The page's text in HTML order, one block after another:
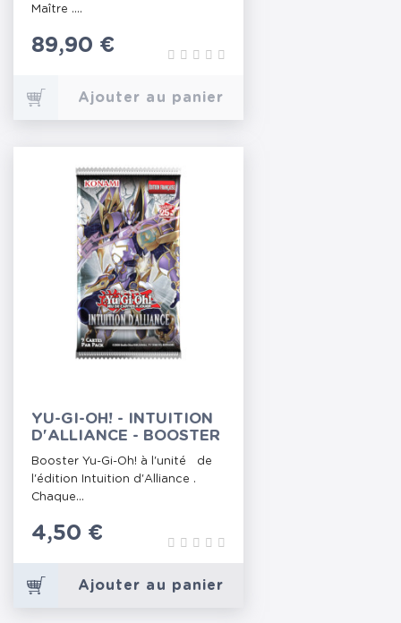
Maître ....
Prix
89,90 €
Ajouter au panier
YU-GI-OH! - INTUITION
D'ALLIANCE - BOOSTER
Booster Yu-Gi-Oh! à l'unité de
l'édition Intuition d'Alliance .
Chaque...
Prix
4,50 €
Ajouter au panier